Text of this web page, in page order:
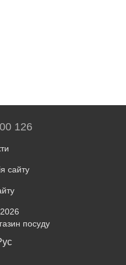
126
сайту
посуду